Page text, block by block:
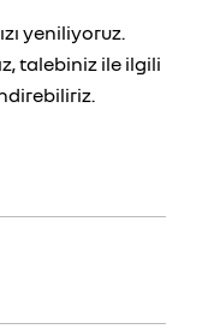
yeniliyoruz.
talebiniz ile ilgili